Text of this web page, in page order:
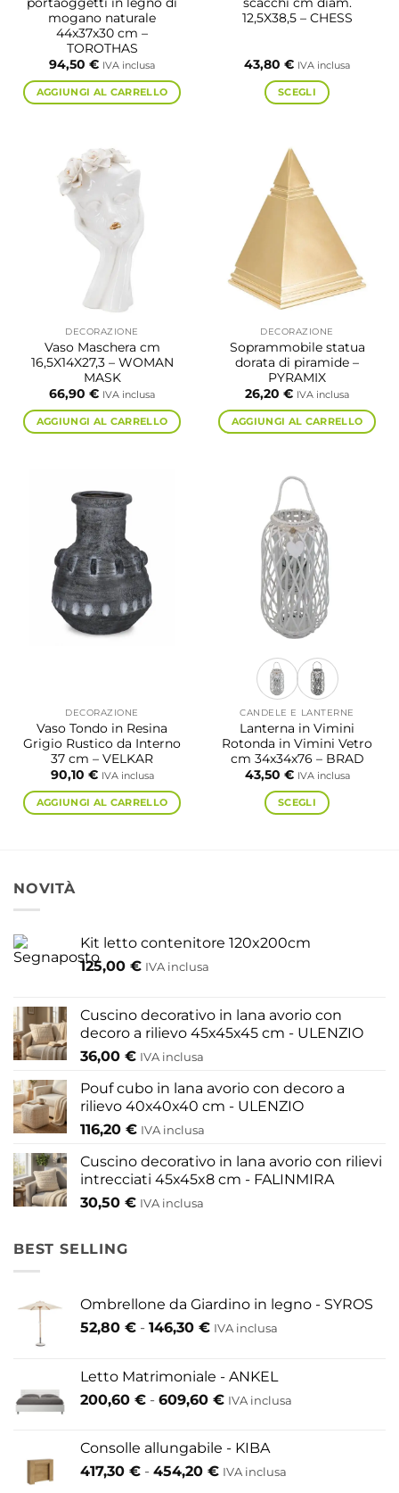
mogano naturale
44x37x30 cm –
TOROTHAS
94,50 € IVA inclusa
AGGIUNGI AL CARRELLO
12,5X38,5 – CHESS
43,80 € IVA inclusa
SCEGLI
più
varianti.
opzioni
possono
scelte
nella
del
prodotto
DECORAZIONE
Vaso Maschera cm
16,5X14X27,3 – WOMAN
MASK
66,90 € IVA inclusa
AGGIUNGI AL CARRELLO
DECORAZIONE
Soprammobile statua
dorata di piramide –
PYRAMIX
26,20 € IVA inclusa
AGGIUNGI AL CARRELLO
DECORAZIONE
Vaso Tondo in Resina
Grigio Rustico da Interno
37 cm – VELKAR
90,10 € IVA inclusa
AGGIUNGI AL CARRELLO
CANDELE E LANTERNE
Lanterna in Vimini
Rotonda in Vimini Vetro
cm 34x34x76 – BRAD
43,50 € IVA inclusa
SCEGLI
nella
pagina
NOVITÀ
Kit letto contenitore 120x200cm
125,00 € IVA inclusa
Cuscino decorativo in lana avorio con
decoro a rilievo 45x45x45 cm - ULENZIO
36,00 € IVA inclusa
Pouf cubo in lana avorio con decoro a
rilievo 40x40x40 cm - ULENZIO
116,20 € IVA inclusa
Cuscino decorativo in lana avorio con rilievi
intrecciati 45x45x8 cm - FALINMIRA
30,50 € IVA inclusa
BEST SELLING
Ombrellone da Giardino in legno - SYROS
52,80 € - 146,30 €Fascia
da
52,80 €
146,30 €
IVA inclusa
Letto Matrimoniale - ANKEL
200,60 € - 609,60 €Fascia
da
200,60 €
IVA inclusa
Consolle allungabile - KIBA
417,30 € - 454,20 €Fascia
IVA inclusa